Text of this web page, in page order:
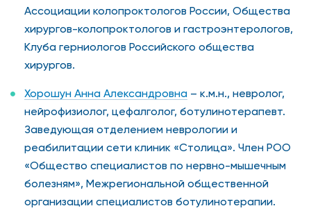
Ассоциации колопроктологов России, Общества
хирургов-колопроктологов и гастроэнтерологов,
Клуба герниологов Российского общества
хирургов.
Хорошун Анна Александровна – к.м.н., невролог,
нейрофизиолог, цефалголог, ботулинотерапевт.
Заведующая отделением неврологии и
реабилитации сети клиник «Столица». Член РОО
«Общество специалистов по нервно-мышечным
болезням», Межрегиональной общественной
организации специалистов ботулинотерапии.